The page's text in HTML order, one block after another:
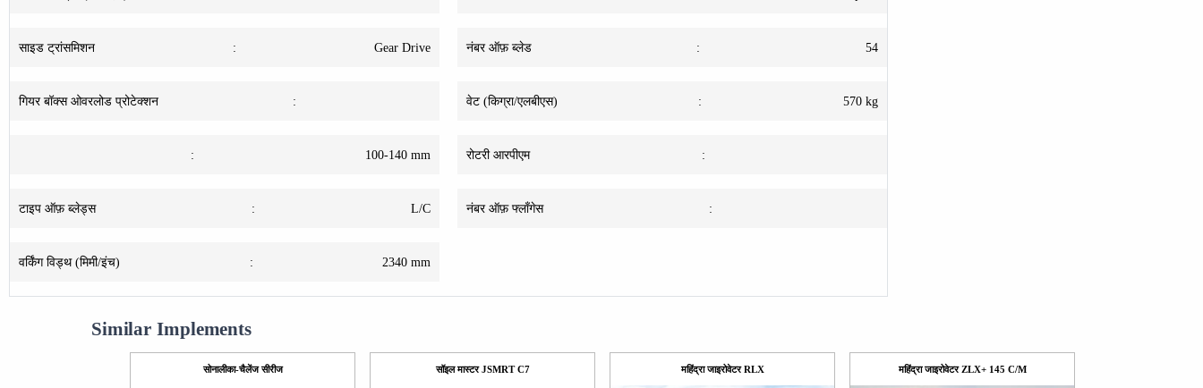
साइड ट्रांसमिशन : Gear Drive नंबर ऑफ़ ब्लेड : 54
गियर बॉक्स ओवरलोड प्रोटेक्शन : वेट (किग्रा/एलबीएस) : 570 kg
: 100-140 mm रोटरी आरपीएम :
टाइप ऑफ़ ब्लेड्स : L/C नंबर ऑफ़ फ्लाँगेस :
वर्किंग विड्थ (मिमी/इंच) : 2340 mm
Similar Implements
सोनालीका-चैलेंज सीरीज सॉइल मास्टर JSMRT C7 महिंद्रा जाइरोवेटर RLX महिंद्रा जाइरोवेटर ZLX+ 145 C/M